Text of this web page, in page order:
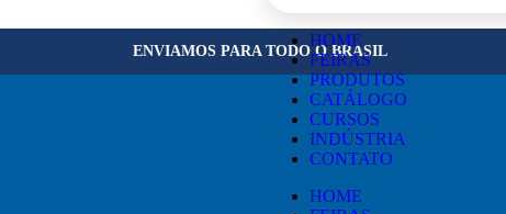
ENVIAMOS PARA TODO O BRASIL
HOME
FEIRAS
PRODUTOS
CATÁLOGO
CURSOS
INDÚSTRIA
CONTATO
HOME